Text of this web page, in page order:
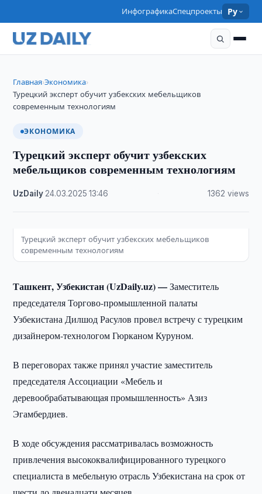
ИнфографикаСпецпроекты Ру
Главная›Экономика›
Турецкий эксперт обучит узбекских мебельщиков
современным технологиям
ЭКОНОМИКА
Турецкий эксперт обучит узбекских
мебельщиков современным технологиям
UzDaily 24.03.2025 ·13:46 1362 views
Турецкий эксперт обучит узбекских мебельщиков
современным технологиям
Ташкент, Узбекистан (UzDaily.uz) —Заместитель
председателя Торгово-промышленной палаты
Узбекистана Дилшод Расулов провел встречу с турецким
дизайнером-технологом Гюрканом Куруном.
В переговорах также принял участие заместитель
председателя Ассоциации «Мебель и
деревообрабатывающая промышленность» Азиз
Эгамбердиев.
В ходе обсуждения рассматривалась возможность
привлечения высококвалифицированного турецкого
специалиста в мебельную отрасль Узбекистана на срок от